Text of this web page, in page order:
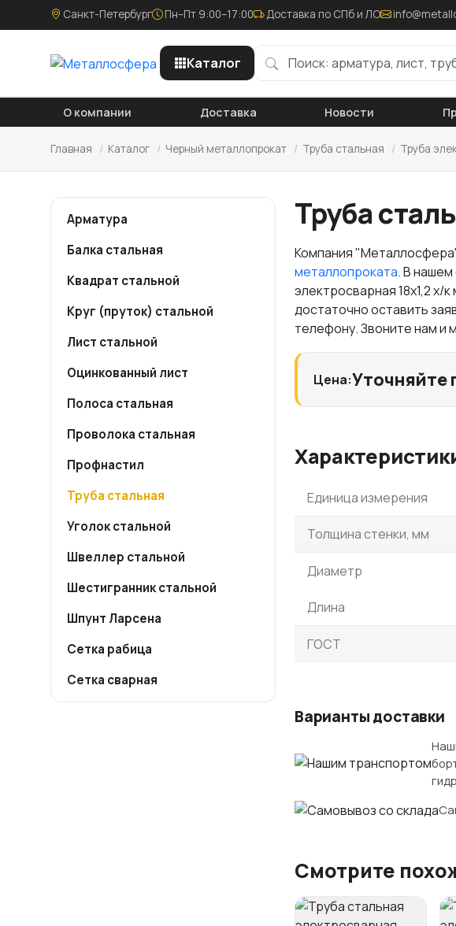
Санкт-Петербург Пн–Пт 9:00–17:00 Доставка по СПб и ЛО
Каталог
О компании Доставка Новости
Главная / Каталог / Черный металлопрокат / Труба стальная / Труба
Арматура
Балка стальная
Квадрат стальной
Круг (пруток) стальной
Лист стальной
Оцинкованный лист
Полоса стальная
Проволока стальная
Профнастил
Труба стальная
Уголок стальной
Швеллер стальной
Шестигранник стальной
Шпунт Ларсена
Сетка рабица
Сетка сварная
Труба
Компания
металлопроката. В
электросварная 18x1,2 х/
достаточно оставить
телефону. Звоните нам и
Цена:Уточняйте
Единица измерения
Толщина стенки, мм
Диаметр
Длина
ГОСТ
Варианты доставки
Смотрите